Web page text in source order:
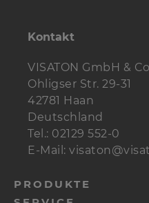
Kontakt
VISATON GmbH &
Ohligser Str. 29-31
42781 Haan
Deutschland
Tel.: 02129 552-0
E-Mail:
PRODUKTE